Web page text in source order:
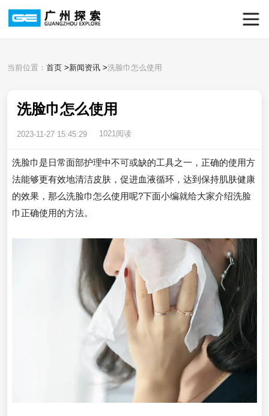
当前位置： 首页 >新闻资讯 >洗脸巾怎么使用
洗脸巾怎么使用
2023-11-27 15:45:29 1021阅读
洗脸巾是日常面部护理中不可或缺的工具之一，正确的使用方
法能够更有效地清洁皮肤，促进血液循环，达到保持肌肤健康
的效果，那么洗脸巾怎么使用呢?下面小编就给大家介绍洗脸
巾正确使用的方法。